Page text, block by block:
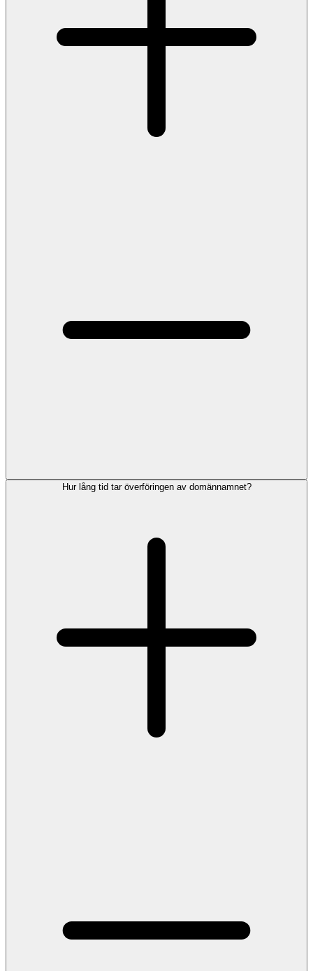
Hur lång tid tar överföringen av domännamnet?